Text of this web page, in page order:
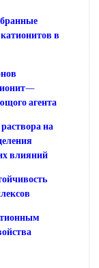
в
агента
на
влияний